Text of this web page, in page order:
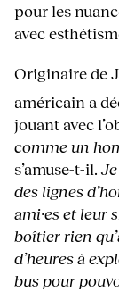
pour les
avec
Originaire de
américain a
jouant avec
comme un
s’amuse-t-il.
des lignes
ami·es et leur
boîtier rien
d’heures à
bus pour